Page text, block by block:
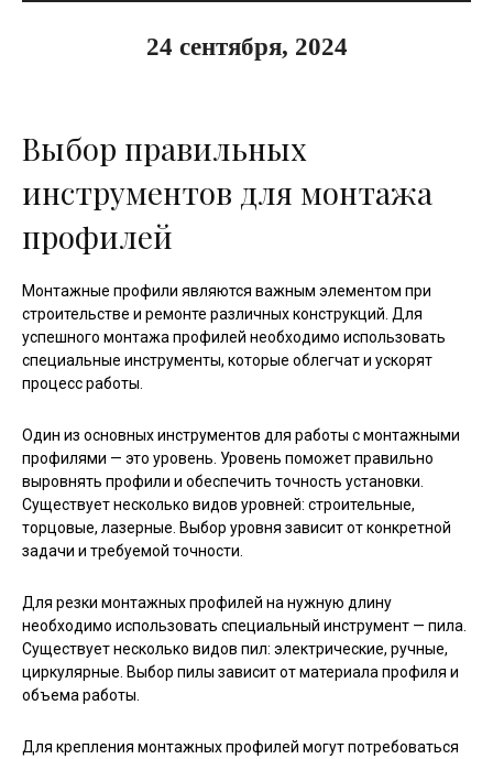
24 сентября, 2024
Выбор правильных
инструментов для монтажа
профилей
Монтажные профили являются важным элементом при
строительстве и ремонте различных конструкций. Для
успешного монтажа профилей необходимо использовать
специальные инструменты, которые облегчат и ускорят
процесс работы.
Один из основных инструментов для работы с монтажными
профилями — это уровень. Уровень поможет правильно
выровнять профили и обеспечить точность установки.
Существует несколько видов уровней: строительные,
торцовые, лазерные. Выбор уровня зависит от конкретной
задачи и требуемой точности.
Для резки монтажных профилей на нужную длину
необходимо использовать специальный инструмент — пила.
Существует несколько видов пил: электрические, ручные,
циркулярные. Выбор пилы зависит от материала профиля и
объема работы.
Для крепления монтажных профилей могут потребоваться